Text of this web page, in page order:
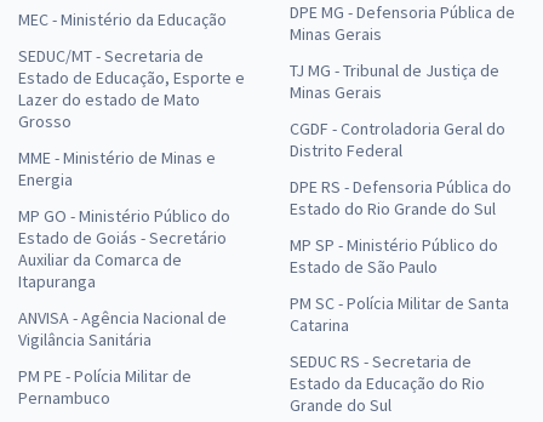
MEC - Ministério da Educação
SEDUC/MT - Secretaria de
Estado de Educação, Esporte e
Lazer do estado de Mato
Grosso
MME - Ministério de Minas e
Energia
MP GO - Ministério Público do
Estado de Goiás - Secretário
Auxiliar da Comarca de
Itapuranga
ANVISA - Agência Nacional de
Vigilância Sanitária
PM PE - Polícia Militar de
Pernambuco
DPE MG - Defensoria Pública de
Minas Gerais
TJ MG - Tribunal de Justiça de
Minas Gerais
CGDF - Controladoria Geral do
Distrito Federal
DPE RS - Defensoria Pública do
Estado do Rio Grande do Sul
MP SP - Ministério Público do
Estado de São Paulo
PM SC - Polícia Militar de Santa
Catarina
SEDUC RS - Secretaria de
Estado da Educação do Rio
Grande do Sul